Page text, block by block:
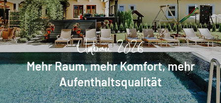
Umbau 2026
Mehr Raum, mehr Komfort, mehr
Aufenthaltsqualität